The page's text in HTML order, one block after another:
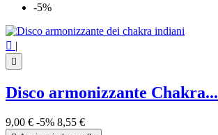
-5%
 |

Disco armonizzante Chakra...
9,00 € -5% 8,55 €